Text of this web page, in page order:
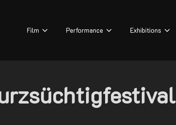
Film Performance Exhibitions